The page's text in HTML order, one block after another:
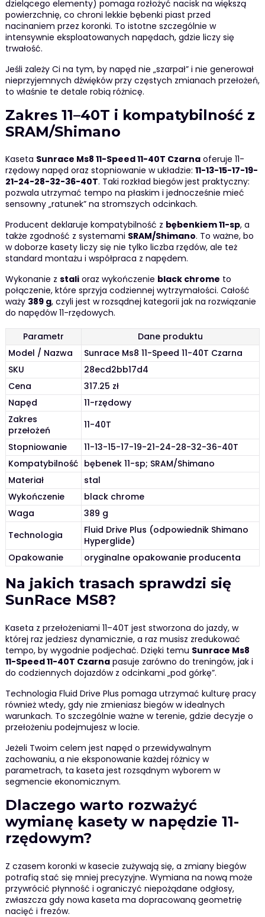
dzielącego elementy) pomaga rozłożyć nacisk na większą
powierzchnię, co chroni lekkie bębenki piast przed
nacinaniem przez koronki. To istotne szczególnie w
intensywnie eksploatowanych napędach, gdzie liczy się
trwałość.
Jeśli zależy Ci na tym, by napęd nie „szarpał” i nie generował
nieprzyjemnych dźwięków przy częstych zmianach przełożeń,
to właśnie te detale robią różnicę.
Zakres 11–40T i kompatybilność z
SRAM/Shimano
Kaseta Sunrace Ms8 11-Speed 11-40T Czarnaoferuje 11-
rzędowy napęd oraz stopniowanie w układzie: 11-13-15-17-19-
21-24-28-32-36-40T. Taki rozkład biegów jest praktyczny:
pozwala utrzymać tempo na płaskim i jednocześnie mieć
sensowny „ratunek” na stromszych odcinkach.
Producent deklaruje kompatybilność z bębenkiem 11-sp, a
także zgodność z systemami SRAM/Shimano. To ważne, bo
w doborze kasety liczy się nie tylko liczba rzędów, ale też
standard montażu i współpraca z napędem.
Wykonanie z stalioraz wykończenie black chrome to
połączenie, które sprzyja codziennej wytrzymałości. Całość
waży 389 g, czyli jest w rozsądnej kategorii jak na rozwiązanie
do napędów 11-rzędowych.
Parametr
Dane produktu
Model / Nazwa
Sunrace Ms8 11-Speed 11-40T Czarna
SKU
28ecd2bb17d4
Cena
317.25 zł
Napęd
11-rzędowy
Zakres
przełożeń
11-40T
Stopniowanie
11-13-15-17-19-21-24-28-32-36-40T
Kompatybilność bębenek 11-sp; SRAM/Shimano
Materiał
stal
Wykończenie
black chrome
Waga
389 g
Technologia
Fluid Drive Plus (odpowiednik Shimano
Hyperglide)
Opakowanie
oryginalne opakowanie producenta
Na jakich trasach sprawdzi się
SunRace MS8?
Kaseta z przełożeniami 11–40T jest stworzona do jazdy, w
której raz jedziesz dynamicznie, a raz musisz zredukować
tempo, by wygodnie podjechać. Dzięki temu Sunrace Ms8
11-Speed 11-40T Czarnapasuje zarówno do treningów, jak i
do codziennych dojazdów z odcinkami „pod górkę”.
Technologia Fluid Drive Plus pomaga utrzymać kulturę pracy
również wtedy, gdy nie zmieniasz biegów w idealnych
warunkach. To szczególnie ważne w terenie, gdzie decyzje o
przełożeniu podejmujesz w locie.
Jeżeli Twoim celem jest napęd o przewidywalnym
zachowaniu, a nie eksponowanie każdej różnicy w
parametrach, ta kaseta jest rozsądnym wyborem w
segmencie ekonomicznym.
Dlaczego warto rozważyć
wymianę kasety w napędzie 11-
rzędowym?
Z czasem koronki w kasecie zużywają się, a zmiany biegów
potrafią stać się mniej precyzyjne. Wymiana na nową może
przywrócić płynność i ograniczyć niepożądane odgłosy,
zwłaszcza gdy nowa kaseta ma dopracowaną geometrię
nacięć i frezów.